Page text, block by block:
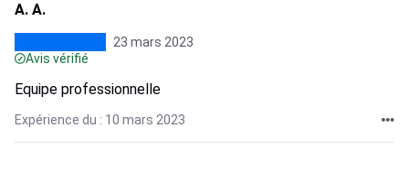
A. A.
23 mars 2023
Avis vérifié
Equipe professionnelle
Expérience du : 10 mars 2023